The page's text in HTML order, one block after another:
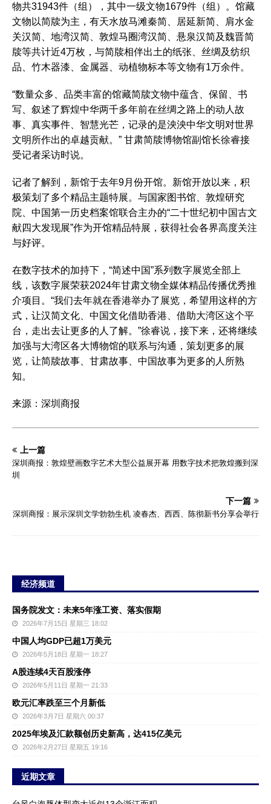
物共31943件（组），其中一级文物1679件（组）。馆藏
文物以简牍为主，有天水放马滩秦简、居延新简、肩水金
关汉简、地湾汉简、敦煌马圈湾汉简、悬泉汉简及魏晋简
牍等共计近4万枚，与简牍相伴出土的纸张、丝绸及纺织
品、竹木器漆、金属器、动植物标本等文物有1万余件。
“数量众多、品类丰富的馆藏简牍文物中蕴含、保留、书
写、叙述了辉煌中华两千多年前在丝绸之路上的动人故
事、真实事件、智慧光芒，记录的是泱泱中华文明对世界
文明所作出的卓越贡献。” 甘肃简牍博物馆副馆长徐睿接
受记者采访时说。
记者了解到，新馆于去年9月份开馆。新馆开放以来，积
极策划了多个精品主题特展。与国家图书馆、敦煌研究
院、中国第一历史档案馆联合主办的“二十世纪初中国古文
献四大发现展”作为开馆精品特展，获得社会各界高度关注
与好评。
在数字技术的加持下，“简述中国”系列数字展览全部上
线，该数字展荣获2024年甘肃文物全媒体精品传播优秀推
介项目。“我们去年就在香港举办了展览，希望用这样的方
式，让汉简文化、中国文化借助香港、借助大湾区这个平
台，走出去让更多的人了解。”徐睿说，接下来，还将继续
加强与大湾区各大博物馆的联系与沟通，策划更多的展
览，让简牍故事、甘肃故事、中国故事为更多的人所熟
知。
来源：深圳商报
上一篇
深圳商报：敦煌壁画数字艺术大型公益展开幕 用数字技术把敦煌搬到深
圳
下一篇
深圳商报：展示深圳文学勃勃生机 凌春杰、西西、陈彻新书分享会举行
经济频道
国务院发文：未来5年涨工资、落实假期
2026年7月15日 星期三 18:02
中国人均GDP已超1万美元
2026年5月18日 星期一 18:27
A股连续4天百股涨停
2026年5月11日 星期一 21:33
欧元汇率跌至三个月新低
2026年3月7日 星期六 00:37
2025年埃及汇款额创历史新高，达415亿美元
2026年2月27日 星期五 19:16
近期文章